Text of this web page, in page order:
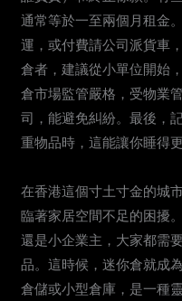
通常等於一至兩個月租金
運，或付費請公司派貨車
倉者，建議從小單位開始
倉市場監管嚴格，受物業
司，能避免糾紛。最後，
重物品時，這能讓你睡得更
在香港這個寸土寸金的城
臨著家居空間不足的困擾
還是小企業主，大家都需
品。這時候，迷你倉就成
倉儲或小型倉庫，是一種